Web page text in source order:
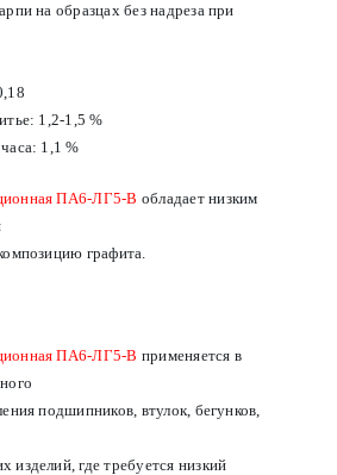
на образцах без надреза при
1,2-1,5 %
1,1 %
ПА6-ЛГ5-В обладает низким
графита.
ПА6-ЛГ5-В применяется в
подшипников, втулок, бегунков,
где требуется низкий